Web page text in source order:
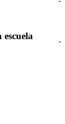
escuela
-